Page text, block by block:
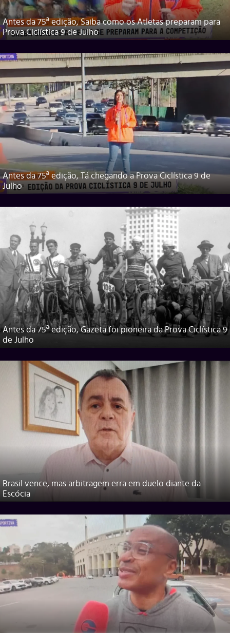
Antes da 75ª edição, Saiba como os Atletas preparam para
Prova Ciclística 9 de Julho
Antes da 75ª edição, Tá chegando a Prova Ciclística 9 de
Julho
Antes da 75ª edição, Gazeta foi pioneira da Prova Ciclística 9
de Julho
Brasil vence, mas arbitragem erra em duelo diante da
Escócia